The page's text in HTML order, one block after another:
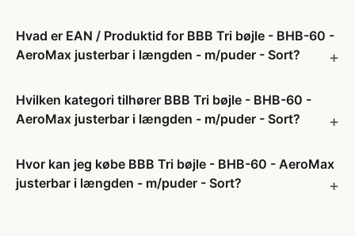
Hvad er EAN / Produktid for BBB Tri bøjle - BHB-60 -
AeroMax justerbar i længden - m/puder - Sort?
Hvilken kategori tilhører BBB Tri bøjle - BHB-60 -
AeroMax justerbar i længden - m/puder - Sort?
Hvor kan jeg købe BBB Tri bøjle - BHB-60 - AeroMax
justerbar i længden - m/puder - Sort?